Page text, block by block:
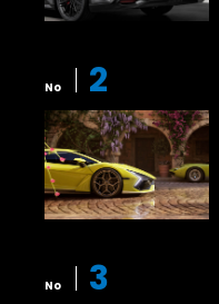
No 2
No 3